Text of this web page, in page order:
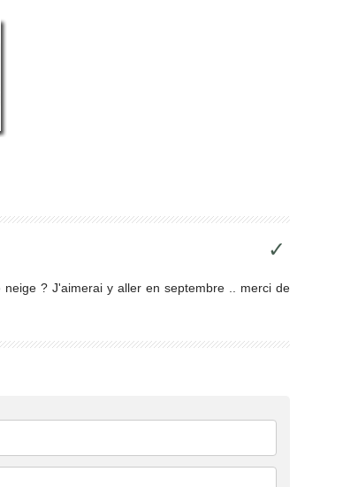
✓
? J'aimerai y aller en septembre .. merci de